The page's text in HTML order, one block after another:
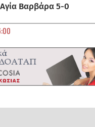
Βαρβάρα 5-0